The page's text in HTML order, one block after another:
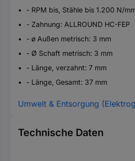
- RPM bis, Stähle bis 1.200 N/
- Zahnung: ALLROUND HC-FEP
- ø Außen metrisch: 3 mm
- Ø Schaft metrisch: 3 mm
- Länge, verzahnt: 7 mm
- Länge, Gesamt: 37 mm
Umwelt & Entsorgung
Technische Daten